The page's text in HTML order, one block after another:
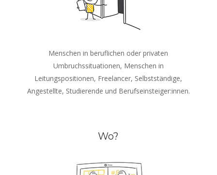
Menschen in beruflichen oder privaten
Umbruchssituationen, Menschen in
Leitungspositionen, Freelancer, Selbstständige,
Angestellte, Studierende und Berufseinsteiger:innen.
Wo?